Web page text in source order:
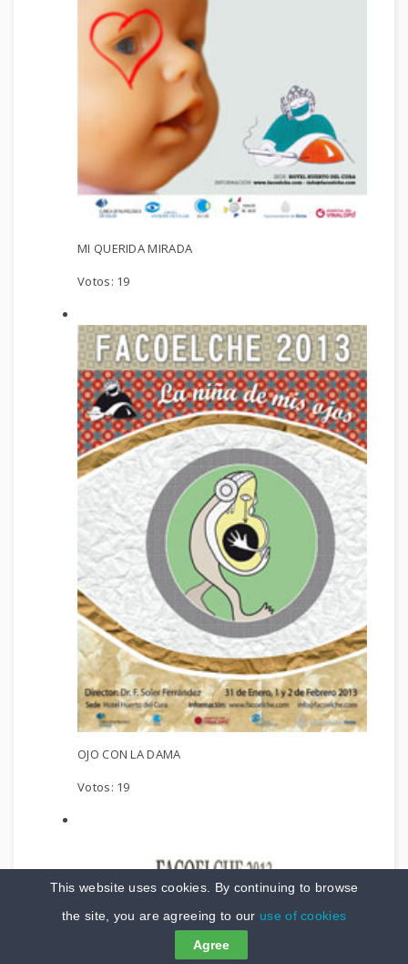
MI QUERIDA MIRADA
Votos: 19
OJO CON LA DAMA
Votos: 19
This website uses cookies. By continuing to browse
the site, you are agreeing to our use of cookies
Agree